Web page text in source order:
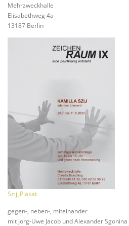
Mehrzweckhalle
Elisabethweg 4a
13187 Berlin
Szij_Plakat
gegen-, neben-, miteinander
mit Jörg-Uwe Jacob und Alexander Sgonina